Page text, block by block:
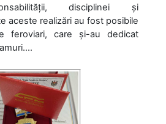
disciplinei și
aceste realizări au fost posibile
feroviari, care și-au dedicat